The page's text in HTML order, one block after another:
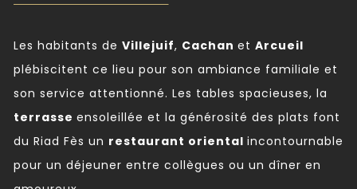
Les habitants de Villejuif, Cachan et Arcueil
plébiscitent ce lieu pour son ambiance familiale et
son service attentionné. Les tables spacieuses, la
terrasse ensoleillée et la générosité des plats font
du Riad Fès un restaurant oriental incontournable
pour un déjeuner entre collègues ou un dîner en